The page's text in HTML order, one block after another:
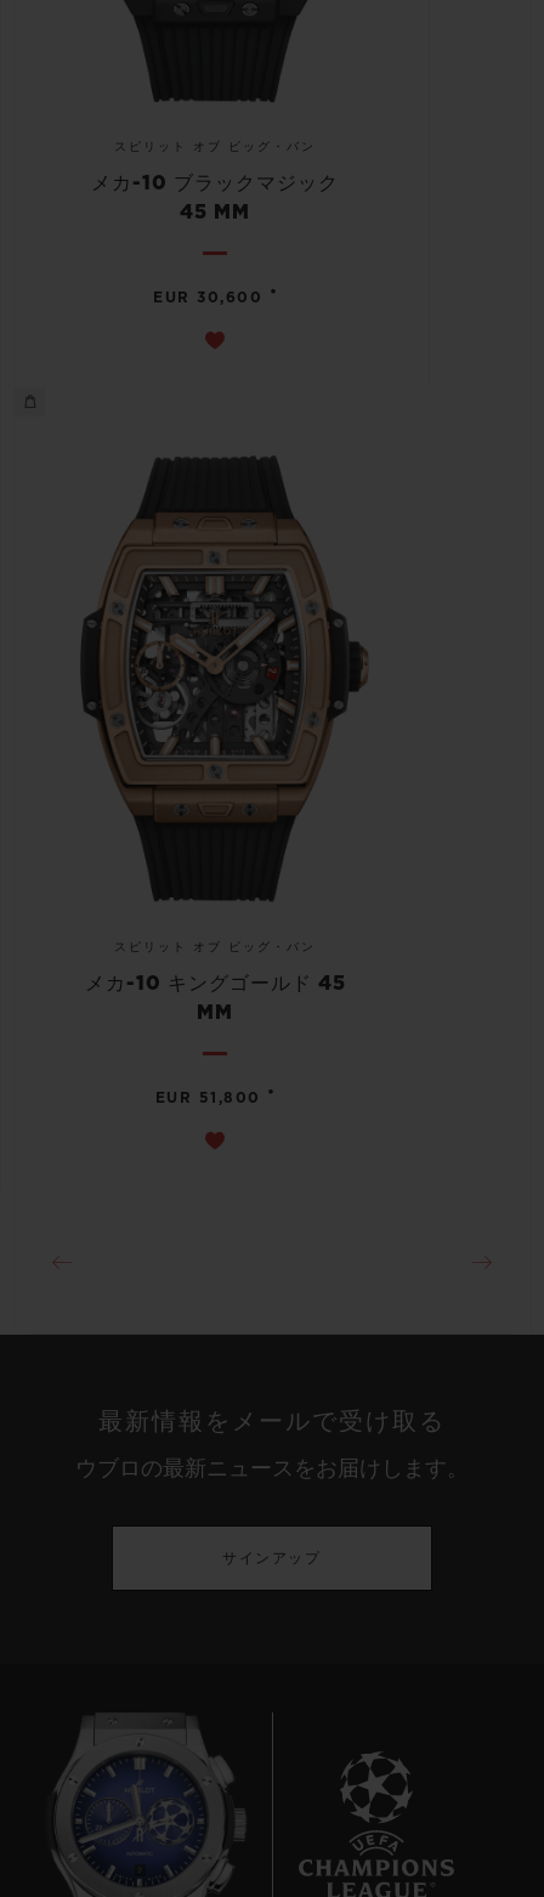
スピリット オブ ビッグ・バン
メカ-10 ブラックマジック
45 MM
EUR 30,600 •
スピリット オブ ビッグ・バン
メカ-10 キングゴールド 45
MM
EUR 51,800 •
最新情報をメールで受け取る
ウブロの最新ニュースをお届けします。
サインアップ